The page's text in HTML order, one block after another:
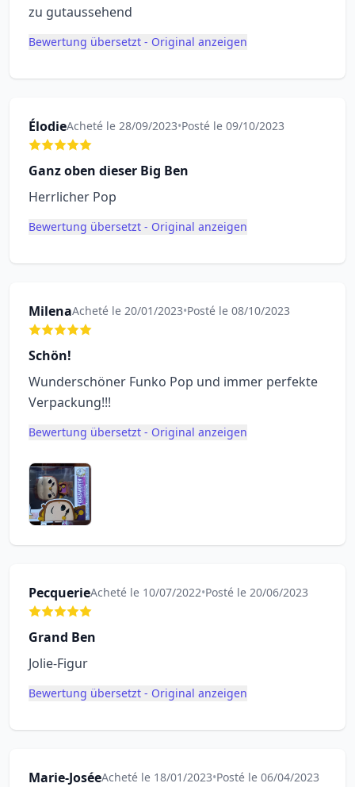
zu gutaussehend
Bewertung übersetzt - Original anzeigen
ÉlodieAcheté le 28/09/2023•Posté le 09/10/2023
Ganz oben dieser Big Ben
Herrlicher Pop
Bewertung übersetzt - Original anzeigen
MilenaAcheté le 20/01/2023•Posté le 08/10/2023
Schön!
Wunderschöner Funko Pop und immer perfekte
Verpackung!!!
Bewertung übersetzt - Original anzeigen
PecquerieAcheté le 10/07/2022•Posté le 20/06/2023
Grand Ben
Jolie-Figur
Bewertung übersetzt - Original anzeigen
Marie-JoséeAcheté le 18/01/2023•Posté le 06/04/2023